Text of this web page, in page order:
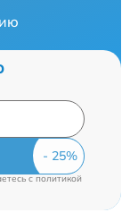
cполитикой